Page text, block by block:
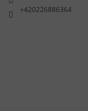
+420226886364